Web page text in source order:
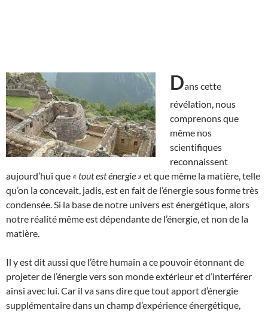
Dans cette
révélation, nous
comprenons que
même nos
scientifiques
reconnaissent
aujourd’hui que « tout est énergie » et que même la matière, telle
qu’on la concevait, jadis, est en fait de l’énergie sous forme très
condensée. Si la base de notre univers est énergétique, alors
notre réalité même est dépendante de l’énergie, et non de la
matière.
Il y est dit aussi que l’être humain a ce pouvoir étonnant de
projeter de l’énergie vers son monde extérieur et d’interférer
ainsi avec lui. Car il va sans dire que tout apport d’énergie
supplémentaire dans un champ d’expérience énergétique,